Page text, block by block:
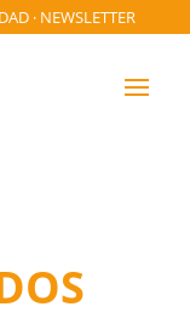
· NEWSLETTER